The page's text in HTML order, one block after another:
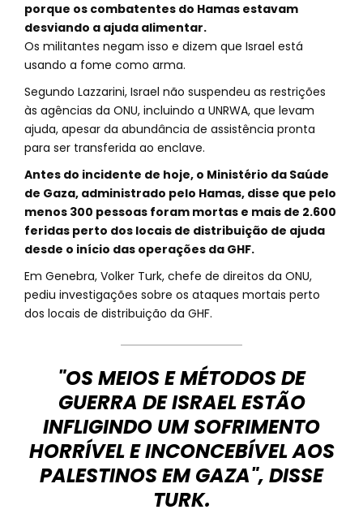
porque os combatentes do Hamas estavam
desviando a ajuda alimentar.
Os militantes negam isso e dizem que Israel está
usando a fome como arma.
Segundo Lazzarini, Israel não suspendeu as restrições
às agências da ONU, incluindo a UNRWA, que levam
ajuda, apesar da abundância de assistência pronta
para ser transferida ao enclave.
Antes do incidente de hoje, o Ministério da Saúde
de Gaza, administrado pelo Hamas, disse que pelo
menos 300 pessoas foram mortas e mais de 2.600
feridas perto dos locais de distribuição de ajuda
desde o início das operações da GHF.
Em Genebra, Volker Turk, chefe de direitos da ONU,
pediu investigações sobre os ataques mortais perto
dos locais de distribuição da GHF.
"OS MEIOS E MÉTODOS DE
GUERRA DE ISRAEL ESTÃO
INFLIGINDO UM SOFRIMENTO
HORRÍVEL E INCONCEBÍVEL AOS
PALESTINOS EM GAZA", DISSE
TURK.